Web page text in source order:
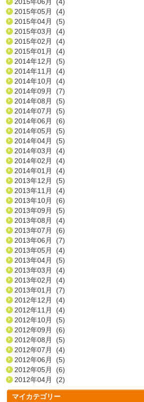
2015年05月 (4)
2015年04月 (5)
2015年03月 (4)
2015年02月 (4)
2015年01月 (4)
2014年12月 (5)
2014年11月 (4)
2014年10月 (4)
2014年09月 (7)
2014年08月 (5)
2014年07月 (5)
2014年06月 (6)
2014年05月 (5)
2014年04月 (5)
2014年03月 (4)
2014年02月 (4)
2014年01月 (4)
2013年12月 (5)
2013年11月 (4)
2013年10月 (6)
2013年09月 (5)
2013年08月 (4)
2013年07月 (6)
2013年06月 (7)
2013年05月 (4)
2013年04月 (5)
2013年03月 (4)
2013年02月 (4)
2013年01月 (7)
2012年12月 (4)
2012年11月 (4)
2012年10月 (5)
2012年09月 (6)
2012年08月 (5)
2012年07月 (4)
2012年06月 (5)
2012年05月 (6)
2012年04月 (2)
マイカテゴリー